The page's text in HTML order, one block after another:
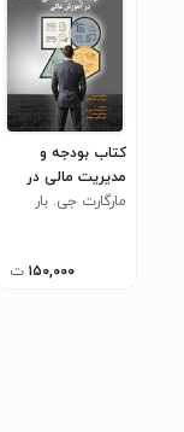
کتاب بودجه و
مدیریت مالی در
آموزش عالی
مارگارت جی. بار
۱۵۰,۰۰۰ ت